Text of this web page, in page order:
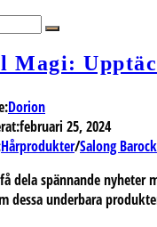
Magi:
Dorion
februari 25, 2024
Hårprodukter/Salong Barock
dela spännande
dessa underbara